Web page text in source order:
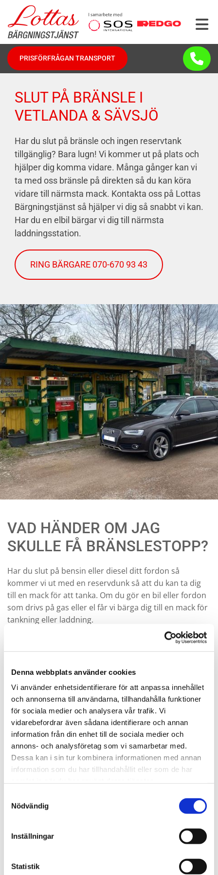
Denna webbplats använder cookies
Vi använder enhetsidentifierare för att anpassa innehållet
och annonserna till användarna, tillhandahålla funktioner
för sociala medier och analysera vår trafik. Vi
vidarebefordrar även sådana identifierare och annan
information från din enhet till de sociala medier och
annons- och analysföretag som vi samarbetar med.
Dessa kan i sin tur kombinera informationen med annan
information som du har tillhandahållit eller som de har
Nödvändig
Inställningar
Statistik
PRISFÖRFRÅGAN TRANSPORT
SLUT PÅ BRÄNSLE I
VETLANDA & SÄVSJÖ
Har du slut på bränsle och ingen reservtank
tillgänglig? Bara lugn! Vi kommer ut på plats och
hjälper dig komma vidare. Många gånger kan vi
ta med oss bränsle på direkten så du kan köra
vidare till närmsta mack. Kontakta oss på Lottas
Bärgningstjänst så hjälper vi dig så snabbt vi kan.
Har du en elbil bärgar vi dig till närmsta
laddningsstation.
RING BÄRGARE 070-670 93 43
VAD HÄNDER OM JAG
SKULLE FÅ BRÄNSLESTOPP?
Har du slut på bensin eller diesel ditt fordon så
kommer vi ut med en reservdunk så att du kan ta dig
till en mack för att tanka. Om du gör en bil eller fordon
som drivs på gas eller el får vi bärga dig till en mack för
tankning eller laddning.
Du når oss 24 timmar om dygnet, året om på0383-170
AKUT BÄRGNING
Vi bärgar allt från personbilar, MC, Husbilar,
husvagnar, mopedbilar till mindre fordon. Vår största
bilbärgare kan bärga fordon upp till sex ton, även
maskiner utan hjul. Har du några frågor är det bara att
kontakta oss
- vi svarar gärna på frågor och hjälper till
så gott vi kan!
Vi hjälper dig som behöver bärgare i Vetlanda & Sävsjö!
SLUT PÅ BRÄNSLE OCH